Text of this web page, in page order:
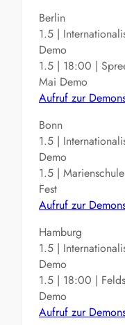
Berlin
1.5 |
Demo
1.5 | 18:00 |
Mai Demo
Aufruf zur
Bonn
1.5 |
Demo
1.5 |
Fest
Aufruf zur
Hamburg
1.5 |
Demo
1.5 | 18:00 |
Demo
Aufruf zur